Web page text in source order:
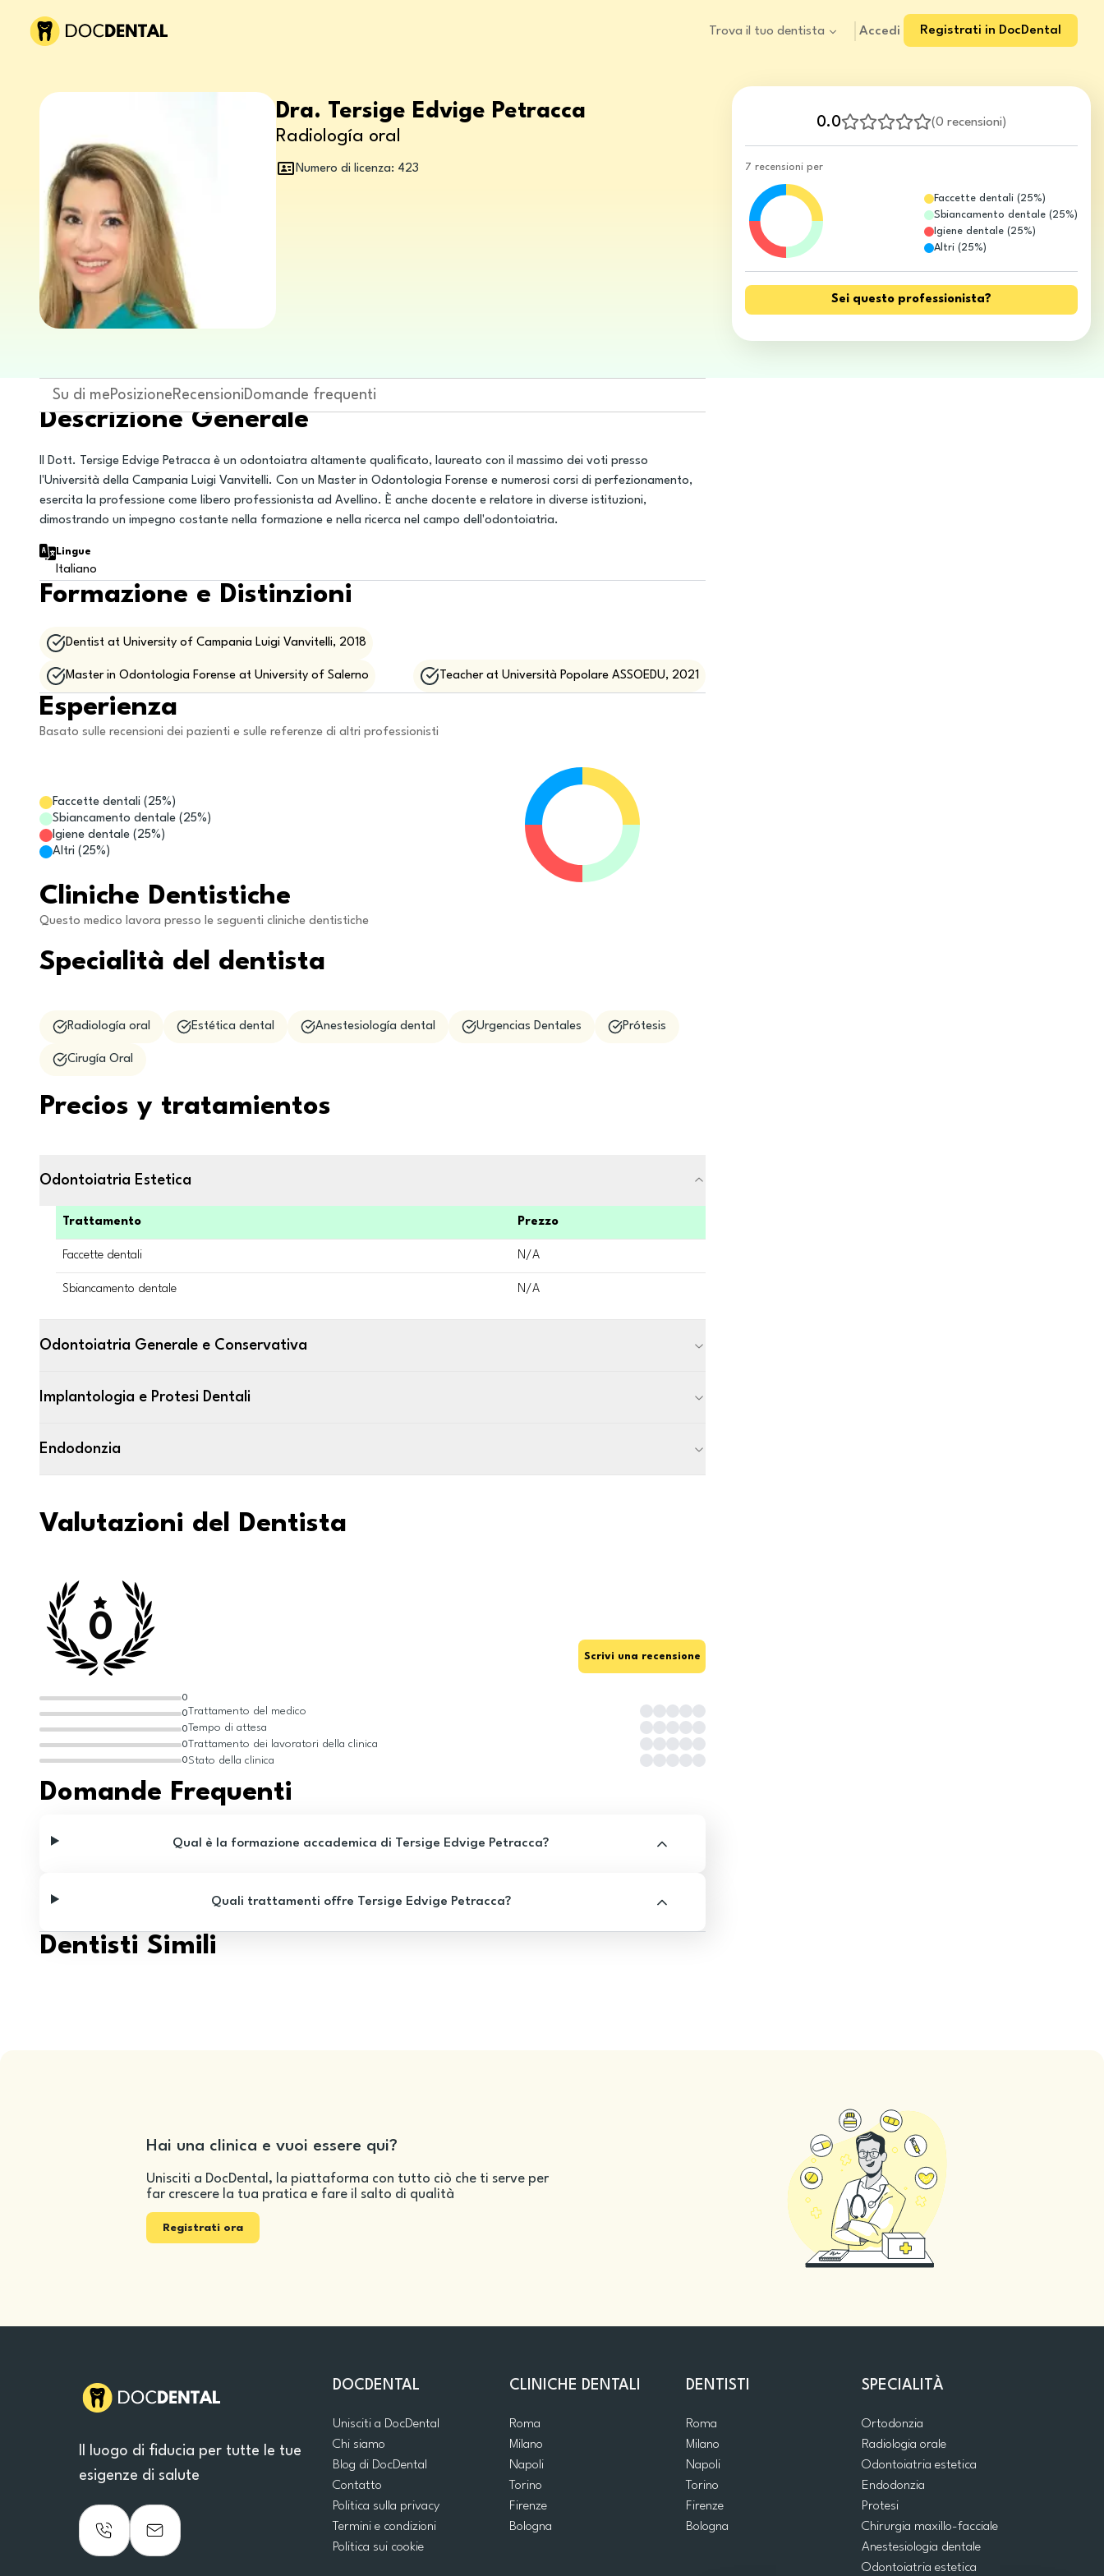
Trova il tuo dentista Accedi Registrati in DocDental
0.0 (0 recensioni)
7 recensioni per
Faccette dentali(25%)
Sbiancamento dentale(25%)
Igiene dentale(25%)
Altri(25%)
Sei questo professionista?
Dra. Tersige Edvige Petracca
Radiología oral
Numero di licenza: 423
Su di mePosizioneRecensioniDomande frequenti
Descrizione Generale
Il Dott. Tersige Edvige Petracca è un odontoiatra altamente qualificato, laureato con il massimo dei voti presso
l'Università della Campania Luigi Vanvitelli. Con un Master in Odontologia Forense e numerosi corsi di perfezionamento,
esercita la professione come libero professionista ad Avellino. È anche docente e relatore in diverse istituzioni,
dimostrando un impegno costante nella formazione e nella ricerca nel campo dell'odontoiatria.
Lingue
Italiano
Formazione e Distinzioni
Dentist at University of Campania Luigi Vanvitelli, 2018
Master in Odontologia Forense at University of Salerno Teacher at Università Popolare ASSOEDU, 2021
Esperienza
Basato sulle recensioni dei pazienti e sulle referenze di altri professionisti
Faccette dentali ( 25%)
Sbiancamento dentale ( 25%)
Igiene dentale ( 25%)
Altri ( 25%)
Cliniche Dentistiche
Questo medico lavora presso le seguenti cliniche dentistiche
Specialità del dentista
Radiología oral Estética dental Anestesiología dental Urgencias Dentales Prótesis
Cirugía Oral
Precios y tratamientos
Odontoiatria Estetica
Trattamento Prezzo
Faccette dentali N/A
Sbiancamento dentale N/A
Odontoiatria Generale e Conservativa
Implantologia e Protesi Dentali
Endodonzia
Valutazioni del Dentista
0
0
0
0
0
0
Scrivi una recensione
Trattamento del medico
Tempo di attesa
Trattamento dei lavoratori della clinica
Stato della clinica
Domande Frequenti
Qual è la formazione accademica di Tersige Edvige Petracca?
Quali trattamenti offre Tersige Edvige Petracca?
Dentisti Simili
Hai una clinica e vuoi essere qui?
Unisciti a DocDental, la piattaforma con tutto ciò che ti serve per
far crescere la tua pratica e fare il salto di qualità
Registrati ora
Il luogo di fiducia per tutte le tue
esigenze di salute
DOCDENTAL
Unisciti a DocDental
Chi siamo
Blog di DocDental
Contatto
Politica sulla privacy
Termini e condizioni
Politica sui cookie
CLINICHE DENTALI
Roma
Milano
Napoli
Torino
Firenze
Bologna
DENTISTI
Roma
Milano
Napoli
Torino
Firenze
Bologna
SPECIALITÀ
Ortodonzia
Radiologia orale
Odontoiatria estetica
Endodonzia
Protesi
Chirurgia maxillo-facciale
Anestesiologia dentale
Odontoiatria estetica